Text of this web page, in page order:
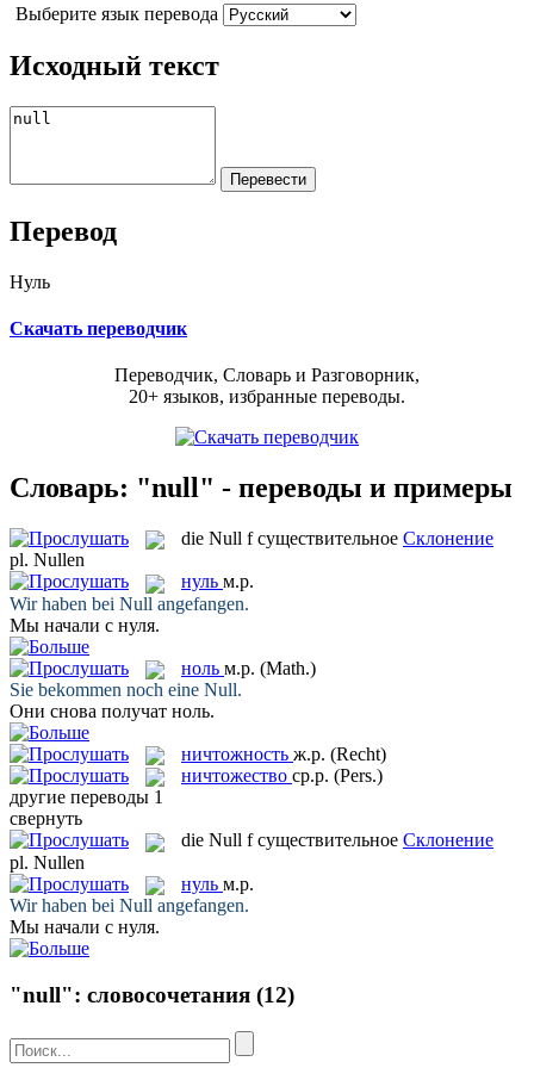
Выберите язык перевода
Исходный текст
Перевод
Нуль
Скачать переводчик
Переводчик, Словарь и Разговорник,
20+ языков, избранные переводы.
Словарь: "null" - переводы и примеры
die Null f существительное Склонение
pl. Nullen
нуль м.р.
Wir haben bei Null angefangen.
Мы начали с нуля.
ноль м.р. (Math.)
Sie bekommen noch eine Null.
Они снова получат ноль.
ничтожность ж.р. (Recht)
ничтожество ср.р. (Pers.)
другие переводы 1
свернуть
die Null f существительное Склонение
pl. Nullen
нуль м.р.
Wir haben bei Null angefangen.
Мы начали с нуля.
"null": словосочетания (12)